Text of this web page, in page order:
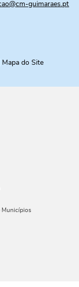
guimaraes.pt
Mapa do Site
Municípios